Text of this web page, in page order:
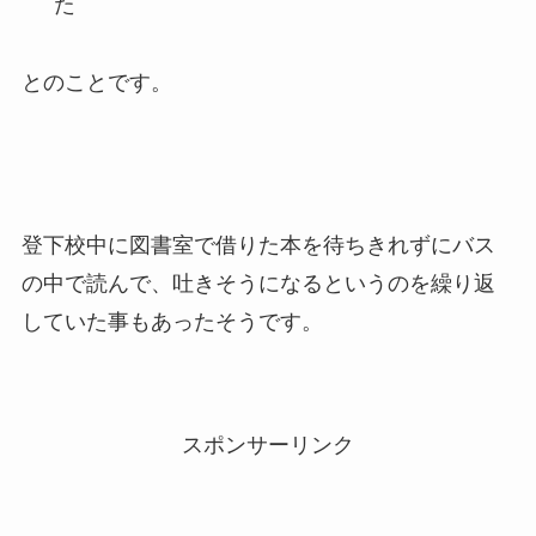
た
とのことです。
登下校中に図書室で借りた本を待ちきれずにバス
の中で読んで、吐きそうになるというのを繰り返
していた事もあったそうです。
スポンサーリンク